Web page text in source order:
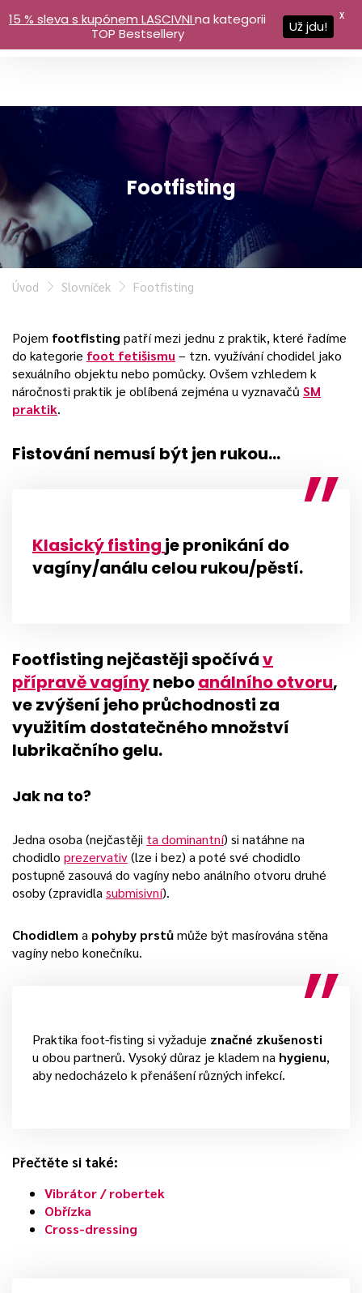
Footfisting
Úvod Slovníček Footfisting
Pojem footfisting patří mezi jednu z praktik, které řadíme
do kategorie foot fetišismu – tzn. využívání chodidel jako
sexuálního objektu nebo pomůcky. Ovšem vzhledem k
náročnosti praktik je oblíbená zejména u vyznavačů SM
praktik.
Fistování nemusí být jen rukou…
Klasický fisting je pronikání do
vagíny/análu celou rukou/pěstí.
Footfisting nejčastěji spočíváv
přípravě vagínyneboanálního otvoru,
vezvýšení jeho průchodnosti za
využitím dostatečného množství
lubrikačního gelu.
Jak na to?
Jedna osoba (nejčastěji ta dominantní) si natáhne na
chodidlo prezervativ(lze i bez) a poté své chodidlo
postupně zasouvá do vagíny nebo análního otvoru druhé
osoby (zpravidla submisivní).
Chodidlem a pohyby prstůmůže být masírována stěna
vagíny nebo konečníku.
Praktika foot-fisting si vyžaduje značné zkušenosti
u obou partnerů. Vysoký důraz je kladem na hygienu,
aby nedocházelo k přenášení různých infekcí.
Přečtěte si také:
Vibrátor / robertek
Obřízka
Cross-dressing
15 % sleva s kupónem LASCIVNIna kategorii
TOP Bestsellery
Už jdu!
X